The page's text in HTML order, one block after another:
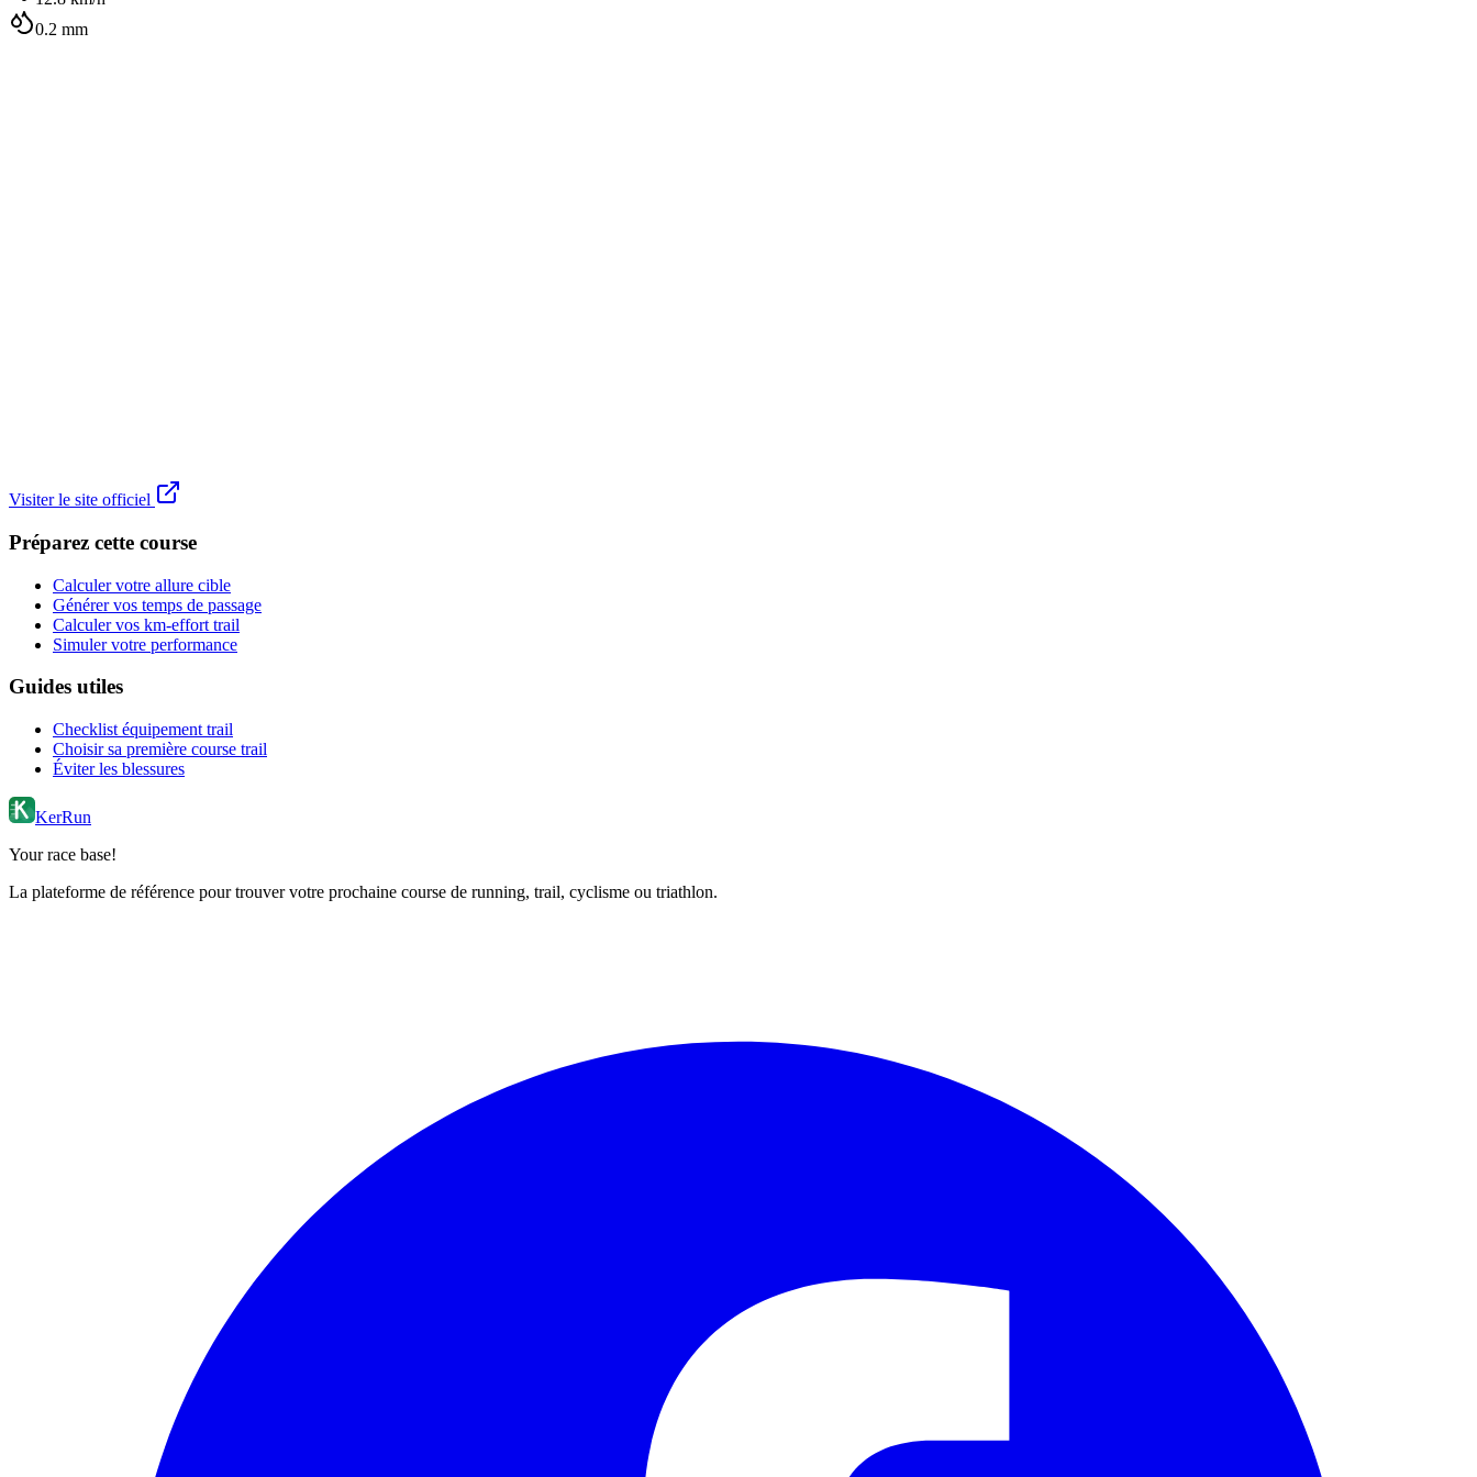
0.2 mm
Visiter le site officiel
Préparez cette course
Calculer votre allure cible
Générer vos temps de passage
Calculer vos km-effort trail
Simuler votre performance
Guides utiles
Checklist équipement trail
Choisir sa première course trail
Éviter les blessures
KerRun
Your race base!
La plateforme de référence pour trouver votre prochaine course de running, trail, cyclisme ou triathlon.